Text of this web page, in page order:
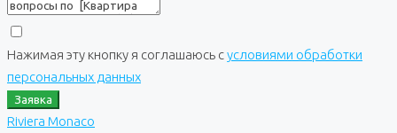
Нажимая эту кнопку я соглашаюсь сусловиями обработки
персональных данных
Заявка
Riviera Monaco